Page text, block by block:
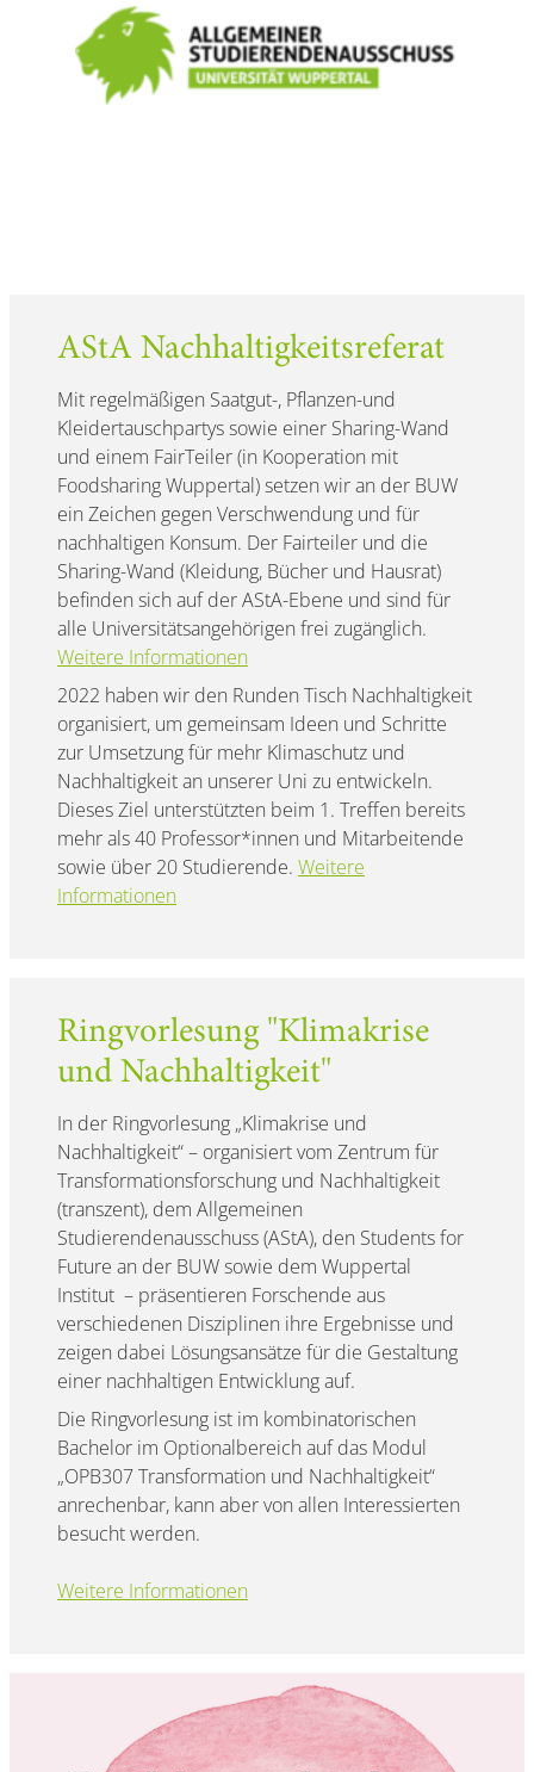
AStA Nachhaltigkeitsreferat
Mit regelmäßigen Saatgut-, Pflanzen-und
Kleidertauschpartys sowie einer Sharing-Wand
und einem FairTeiler (in Kooperation mit
Foodsharing Wuppertal) setzen wir an der BUW
ein Zeichen gegen Verschwendung und für
nachhaltigen Konsum. Der Fairteiler und die
Sharing-Wand (Kleidung, Bücher und Hausrat)
befinden sich auf der AStA-Ebene und sind für
alle Universitätsangehörigen frei zugänglich.
Weitere Informationen
2022 haben wir den Runden Tisch Nachhaltigkeit
organisiert, um gemeinsam Ideen und Schritte
zur Umsetzung für mehr Klimaschutz und
Nachhaltigkeit an unserer Uni zu entwickeln.
Dieses Ziel unterstützten beim 1. Treffen bereits
mehr als 40 Professor*innen und Mitarbeitende
sowie über 20 Studierende. Weitere
Informationen
Ringvorlesung "Klimakrise
und Nachhaltigkeit"
In der Ringvorlesung „Klimakrise und
Nachhaltigkeit“ – organisiert vom Zentrum für
Transformationsforschung und Nachhaltigkeit
(transzent), dem Allgemeinen
Studierendenausschuss (AStA), den Students for
Future an der BUW sowie dem Wuppertal
Institut – präsentieren Forschende aus
verschiedenen Disziplinen ihre Ergebnisse und
zeigen dabei Lösungsansätze für die Gestaltung
einer nachhaltigen Entwicklung auf.
Die Ringvorlesung ist im kombinatorischen
Bachelor im Optionalbereich auf das Modul
„OPB307 Transformation und Nachhaltigkeit“
anrechenbar, kann aber von allen Interessierten
besucht werden.
Weitere Informationen